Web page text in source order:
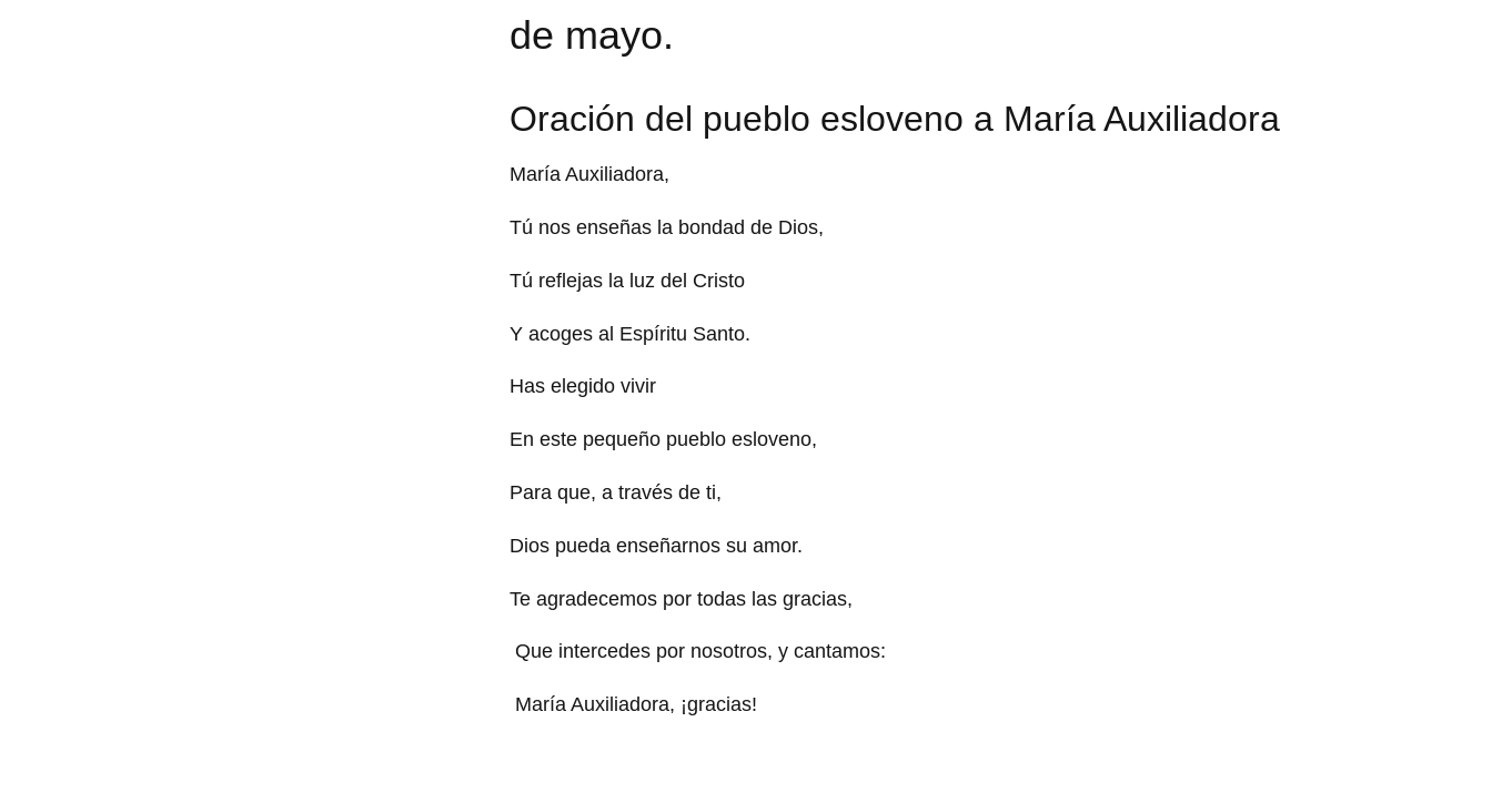
de mayo.
Oración del pueblo esloveno a María Auxiliadora
María Auxiliadora,
Tú nos enseñas la bondad de Dios,
Tú reflejas la luz del Cristo
Y acoges al Espíritu Santo.
Has elegido vivir
En este pequeño pueblo esloveno,
Para que, a través de ti,
Dios pueda enseñarnos su amor.
Te agradecemos por todas las gracias,
Que intercedes por nosotros, y cantamos:
María Auxiliadora, ¡gracias!